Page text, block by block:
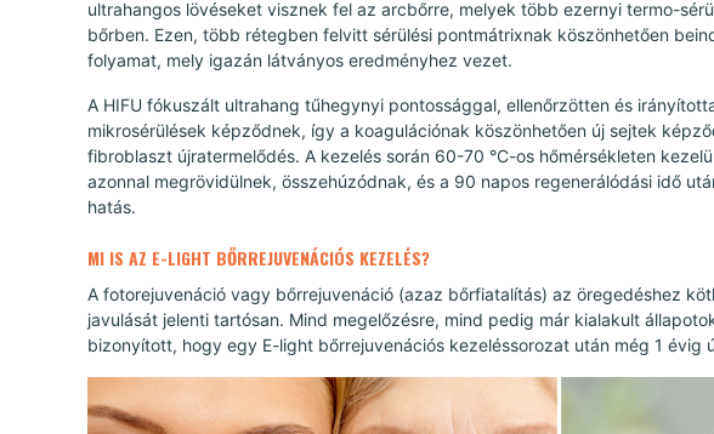
ultrahangos lövéseket visznek fel az arcbőrre, melyek több ezernyi termo-
bőrben. Ezen, több rétegben felvitt sérülési pontmátrixnak köszönhetően
folyamat, mely igazán látványos eredményhez vezet.
A HIFU fókuszált ultrahang tűhegynyi pontossággal, ellenőrzötten és
mikrosérülések képződnek, így a koagulációnak köszönhetően új sejtek
fibroblaszt újratermelődés. A kezelés során 60-70 °C-os hőmérsékleten
azonnal megrövidülnek, összehúzódnak, és a 90 napos regenerálódási idő
hatás.
MI IS AZ E-LIGHT BŐRREJUVENÁCIÓS KEZELÉS?
A fotorejuvenáció vagy bőrrejuvenáció (azaz bőrfiatalítás) az öregedéshez
javulását jelenti tartósan. Mind megelőzésre, mind pedig már kialakult
bizonyított, hogy egy E-light bőrrejuvenációs kezeléssorozat után még 1 évig